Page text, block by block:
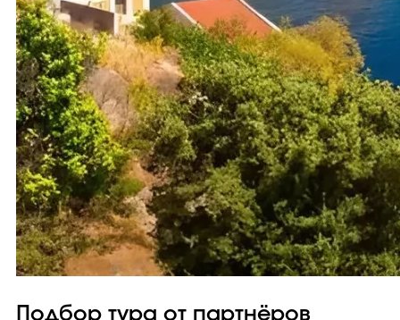
Подбор тура от партнёров